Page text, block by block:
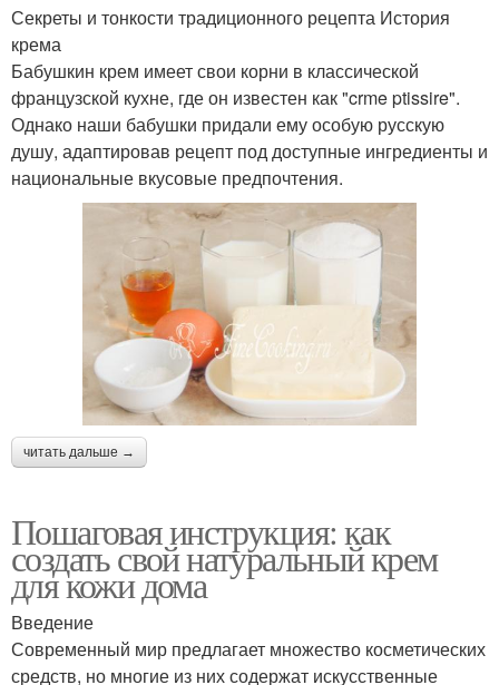
Секреты и тонкости традиционного рецепта История
крема
Бабушкин крем имеет свои корни в классической
французской кухне, где он известен как "crme ptissire".
Однако наши бабушки придали ему особую русскую
душу, адаптировав рецепт под доступные ингредиенты и
национальные вкусовые предпочтения.
читать дальше →
Пошаговая инструкция: как
создать свой натуральный крем
для кожи дома
Введение
Современный мир предлагает множество косметических
средств, но многие из них содержат искусственные